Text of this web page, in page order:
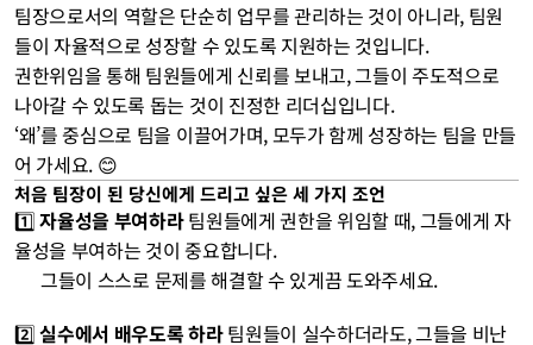
팀장으로서의 역할은 단순히 업무를 관리하는 것이 아니라, 팀원
들이 자율적으로 성장할 수 있도록 지원하는 것입니다.
권한위임을 통해 팀원들에게 신뢰를 보내고, 그들이 주도적으로
나아갈 수 있도록 돕는 것이 진정한 리더십입니다.
‘왜’를 중심으로 팀을 이끌어가며, 모두가 함께 성장하는 팀을 만들
어 가세요. 😊
처음 팀장이 된 당신에게 드리고 싶은 세 가지 조언
1️⃣ 자율성을 부여하라 팀원들에게 권한을 위임할 때, 그들에게 자
율성을 부여하는 것이 중요합니다.
      그들이 스스로 문제를 해결할 수 있게끔 도와주세요.
2️⃣ 실수에서 배우도록 하라 팀원들이 실수하더라도, 그들을 비난